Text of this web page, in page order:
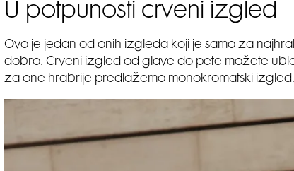
U potpunosti crveni izgled
Ovo je jedan od onih izgleda koji je samo za
dobro. Crveni izgled od glave do pete možete
za one hrabrije predlažemo monokromatski izgled.